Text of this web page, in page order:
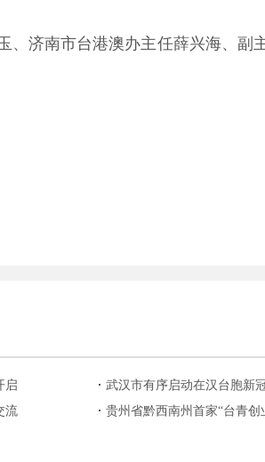
济南市台港澳办主任薛兴海、副
启
武汉市有序启动在汉台胞新
作
流
贵州省黔西南州首家“台青创